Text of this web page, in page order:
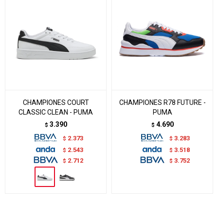
CHAMPIONES COURT
CLASSIC CLEAN - PUMA
$ 3.390
$ 2.373
$ 2.543
$ 2.712
CHAMPIONES R78 FUTURE -
PUMA
$ 4.690
$ 3.283
$ 3.518
$ 3.752